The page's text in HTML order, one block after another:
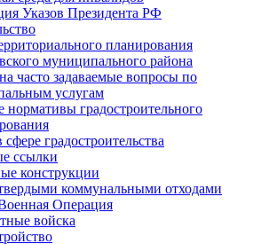
Указов Президента РФ
планирования
муниципального района
часто задаваемые вопросы по
услугам
нормативы градостроительного
сфере градостроительства
ссылки
конструкции
коммунальными отходами
Операция
войска